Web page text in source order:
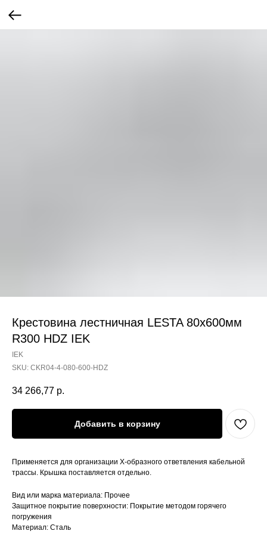
Крестовина лестничная LESTA 80х600мм
R300 HDZ IEK
IEK
SKU: CKR04-4-080-600-HDZ
34 266,77 р.
Добавить в корзину
Применяется для организации Х-образного ответвления кабельной
трассы. Крышка поставляется отдельно.
Вид или марка материала: Прочее
Защитное покрытие поверхности: Покрытие методом горячего
погружения
Материал: Сталь